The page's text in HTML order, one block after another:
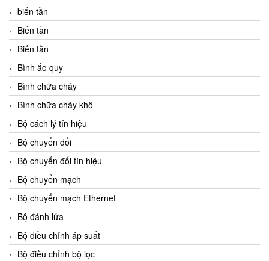
biến tần
Biến tần
Biến tần
Bình ắc-quy
Bình chữa cháy
Bình chữa cháy khô
Bộ cách lý tín hiệu
Bộ chuyển đổi
Bộ chuyển đổi tín hiệu
Bộ chuyển mạch
Bộ chuyển mạch Ethernet
Bộ đánh lửa
Bộ điều chỉnh áp suất
Bộ điều chỉnh bộ lọc